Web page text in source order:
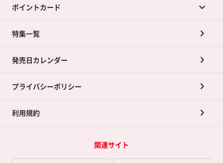
店舗買取について
ネット買取について
買取承諾書について
ポイントカード
ポイントカードTOP
ポイント交換景品
特集一覧
発売日カレンダー
プライバシーポリシー
利用規約
関連サイト